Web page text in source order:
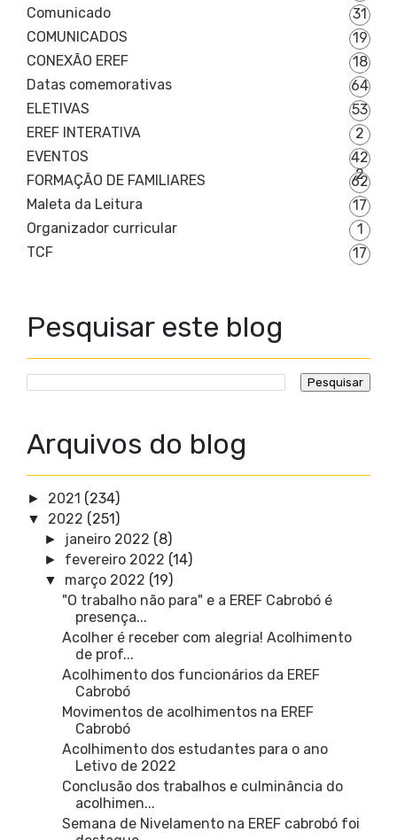
Comunicado
31
COMUNICADOS
19
CONEXÃO EREF
18
Datas comemorativas
64
ELETIVAS
53
EREF INTERATIVA
2
EVENTOS
42
2
FORMAÇÃO DE FAMILIARES
62
Maleta da Leitura
17
Organizador curricular
1
TCF
17
Pesquisar este blog
Arquivos do blog
► 2021 (234)
▼ 2022 (251)
► janeiro 2022 (8)
► fevereiro 2022 (14)
▼ março 2022 (19)
"O trabalho não para" e a EREF Cabrobó é
presença...
Acolher é receber com alegria! Acolhimento
de prof...
Acolhimento dos funcionários da EREF
Cabrobó
Movimentos de acolhimentos na EREF
Cabrobó
Acolhimento dos estudantes para o ano
Letivo de 2022
Conclusão dos trabalhos e culminância do
acolhimen...
Semana de Nivelamento na EREF cabrobó foi